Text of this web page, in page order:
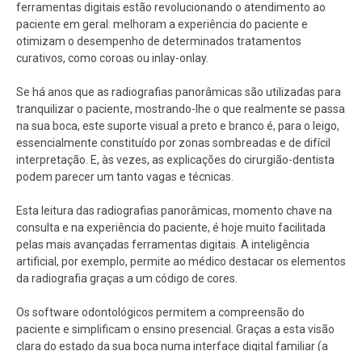
ferramentas digitais estão revolucionando o atendimento ao
paciente em geral: melhoram a experiência do paciente e
otimizam o desempenho de determinados tratamentos
curativos, como coroas ou inlay-onlay.
Se há anos que as radiografias panorâmicas são utilizadas para
tranquilizar o paciente, mostrando-lhe o que realmente se passa
na sua boca, este suporte visual a preto e branco é, para o leigo,
essencialmente constituído por zonas sombreadas e de difícil
interpretação. E, às vezes, as explicações do cirurgião-dentista
podem parecer um tanto vagas e técnicas.
Esta leitura das radiografias panorâmicas, momento chave na
consulta e na experiência do paciente, é hoje muito facilitada
pelas mais avançadas ferramentas digitais. A inteligência
artificial, por exemplo, permite ao médico destacar os elementos
da radiografia graças a um código de cores.
Os software odontológicos permitem a compreensão do
paciente e simplificam o ensino presencial. Graças a esta visão
clara do estado da sua boca numa interface digital familiar (a